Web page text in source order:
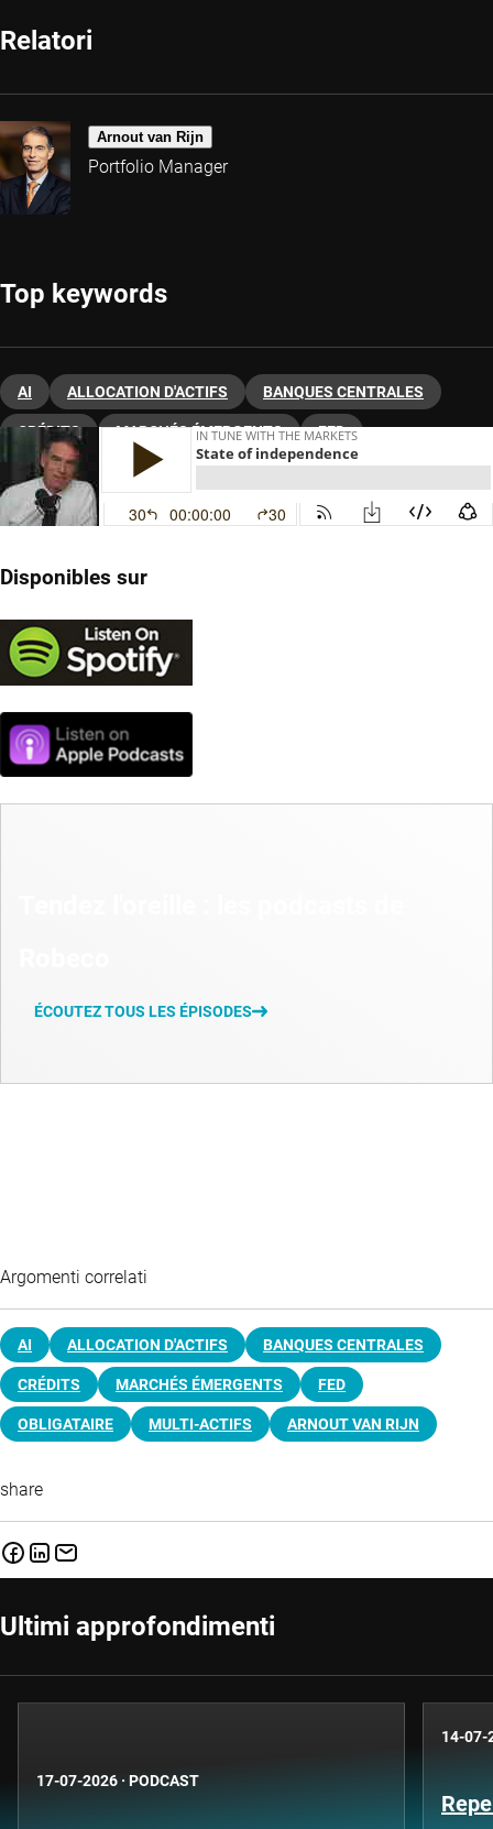
Relatori
Arnout van Rijn
Portfolio Manager
Top keywords
AI ALLOCATION D'ACTIFS BANQUES CENTRALES
CRÉDITS MARCHÉS ÉMERGENTS FED
OBLIGATAIRE MULTI-ACTIFS
Disponibles sur
ÉCOUTEZ TOUS LES ÉPISODES
Argomenti correlati
AI ALLOCATION D'ACTIFS BANQUES CENTRALES
CRÉDITS MARCHÉS ÉMERGENTS FED
OBLIGATAIRE MULTI-ACTIFS ARNOUT VAN RIJN
share
Ultimi approfondimenti
17-07-2026 · PODCAST
14-07-